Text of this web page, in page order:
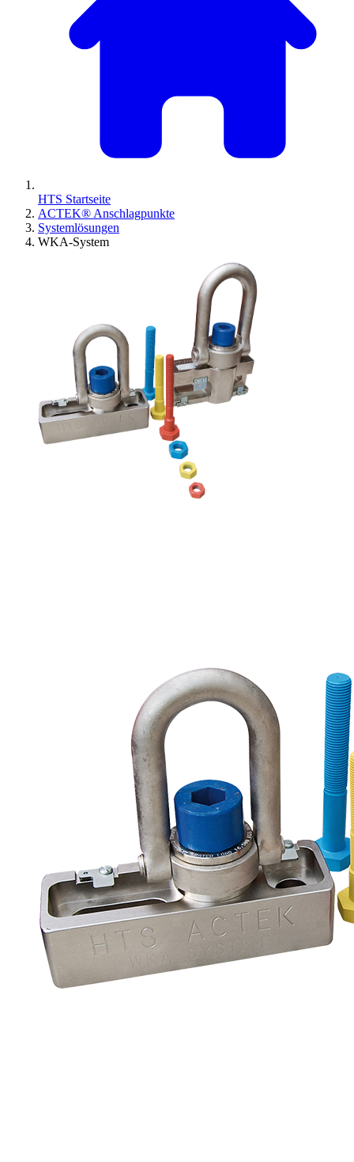
HTS Startseite
ACTEK® Anschlagpunkte
Systemlösungen
WKA-System